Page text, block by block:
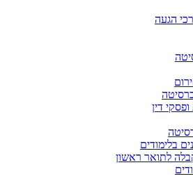
הגעה
דין
בלימודים
לתואר ראשון